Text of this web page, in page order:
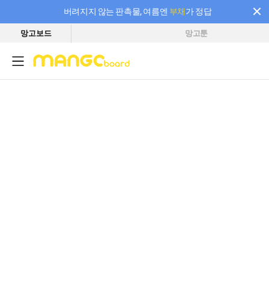
버려지지 않는 판촉물, 여름엔 부채가 정답
필요한 만큼 충전하고 끊김 없이 작업하세요! 새로워진 AI 부스터 요금제
망고보드 망고툰